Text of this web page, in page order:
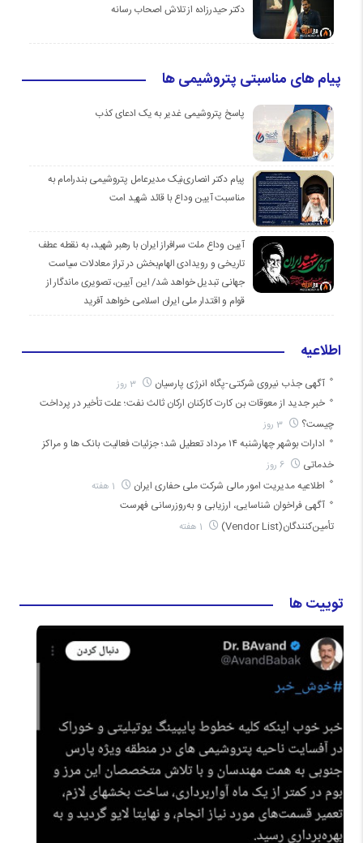
دکتر حیدرزاده از تلاش اصحاب رسانه
پیام های مناسبتی پتروشیمی ها
پاسخ پتروشیمی غدیر به یک ادعای کذب
پیام دکتر انصاری‌نیک مدیرعامل پتروشیمی بندرامام به
مناسبت آیین وداع با قائد شهید امت
آیین وداع ملت سرافراز ایران با رهبر شهید، به نقطه عطف
تاریخی و رویدادی الهام‌بخش در تراز معادلات سیاست
جهانی تبدیل خواهد شد/ این آیین، تصویری ماندگار از
قوام و اقتدار ملی ایران اسلامی خواهد آفرید
اطلاعیه
آگهی جذب نیروی شرکتی-پگاه انرژی پارسیان
خبر جدید از معوقات بن کارت کارکنان ارکان ثالث نفت؛ علت تأخیر در پرداخت
چیست؟
ادارات بوشهر چهارشنبه ۱۴ مرداد تعطیل شد؛ جزئیات فعالیت بانک ها و مراکز
خدماتی
اطلاعیه مدیریت امور مالی شرکت ملی حفاری ایران
آگهی فراخوان شناسایی، ارزیابی و به‌روزرسانی فهرست
تأمین‌کنندگان(Vendor List)
توییت ها